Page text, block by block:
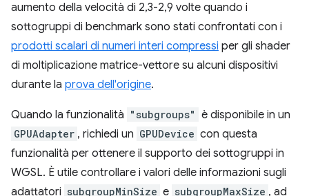
aumento della velocità di 2,3-2,9 volte quando i
sottogruppi di benchmark sono stati confrontati con i
prodotti scalari di numeri interi compressi per gli shader
di moltiplicazione matrice-vettore su alcuni dispositivi
durante la prova dell'origine.
Quando la funzionalità "subgroups" è disponibile in un
GPUAdapter , richiedi un GPUDevice con questa
funzionalità per ottenere il supporto dei sottogruppi in
WGSL. È utile controllare i valori delle informazioni sugli
adattatori subgroupMinSize e subgroupMaxSize , ad